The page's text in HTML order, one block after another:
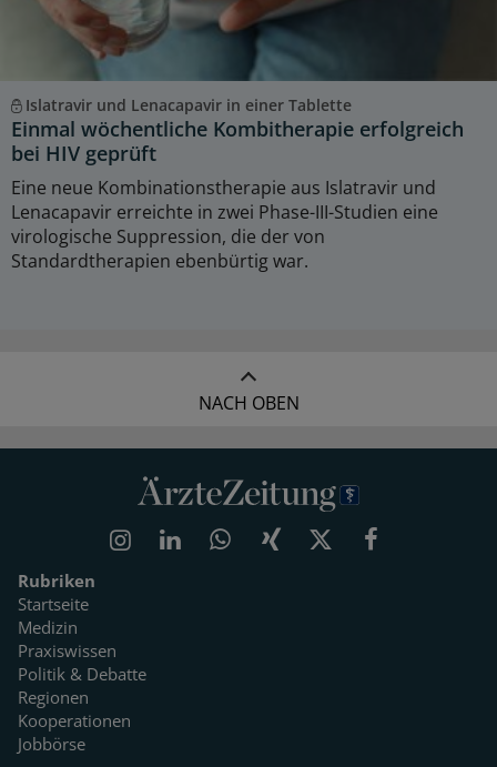
Islatravir und Lenacapavir in einer Tablette
Einmal wöchentliche Kombitherapie erfolgreich
bei HIV geprüft
Eine neue Kombinationstherapie aus Islatravir und
Lenacapavir erreichte in zwei Phase-III-Studien eine
virologische Suppression, die der von
Standardtherapien ebenbürtig war.
NACH OBEN
Rubriken
Startseite
Medizin
Praxiswissen
Politik & Debatte
Regionen
Kooperationen
Jobbörse